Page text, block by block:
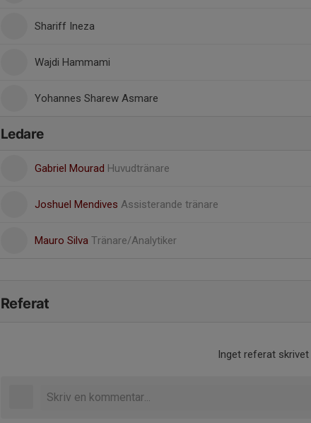
Shariff Ineza
Wajdi Hammami
Yohannes Sharew Asmare
Ledare
Gabriel Mourad Huvudtränare
Joshuel Mendives Assisterande tränare
Mauro Silva Tränare/Analytiker
Referat
Inget referat skrivet